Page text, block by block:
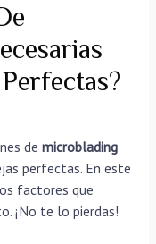
de microblading
perfectas. En este
factores que
¡No te lo pierdas!